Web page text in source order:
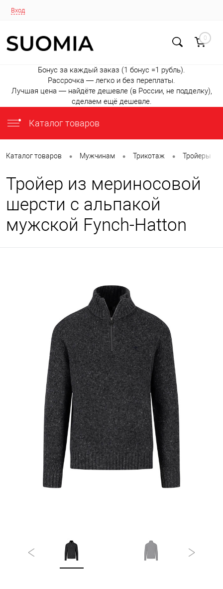
Вход
0
Бонус за каждый заказ (1 бонус =1 рубль).
Рассрочка — легко и без переплаты.
Лучшая цена — найдёте дешевле (в России, не подделку),
сделаем ещё дешевле.
Каталог товаров
Каталог товаров • Мужчинам • Трикотаж • Тройеры
Тройер из мериносовой
шерсти с альпакой
мужской Fynch-Hatton